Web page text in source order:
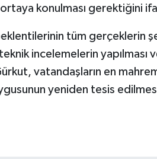
ortaya konulması gerektiğini
tüm gerçeklerin
teknik incelemelerin
vatandaşların en
yeniden tesis